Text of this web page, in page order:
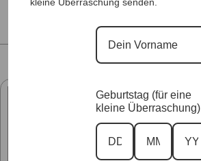
Geburtstag (für eine
kleine Überraschung)